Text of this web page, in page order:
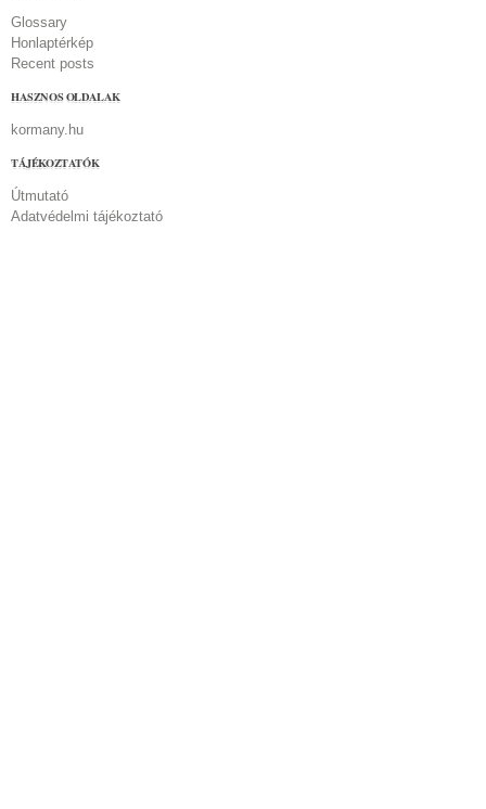
Glossary
Honlaptérkép
Recent posts
HASZNOS OLDALAK
kormany.hu
TÁJÉKOZTATÓK
Útmutató
Adatvédelmi tájékoztató